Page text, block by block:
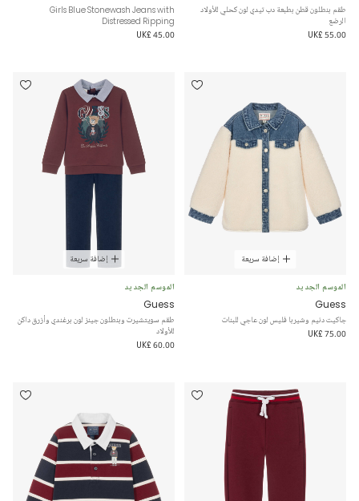
طقم بنطلون قطن بطبعة دب تيدي لون كحلي للأولاد
الرضع
UK£ 55.00
Girls Blue Stonewash Jeans with
Distressed Ripping
UK£ 45.00
إضافة سريعة
الموسم الجديد
Guess
جاكيت دنيم وشيربا فليس لون عاجي للبنات
UK£ 75.00
إضافة سريعة
الموسم الجديد
Guess
طقم سويتشيرت وبنطلون جينز لون برغندي وأزرق داكن
للأولاد
UK£ 60.00